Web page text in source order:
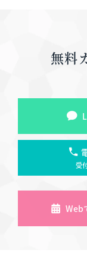
無料
受
Web